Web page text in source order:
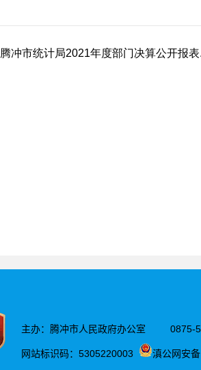
腾冲市统计局2021年度部门决算公开报